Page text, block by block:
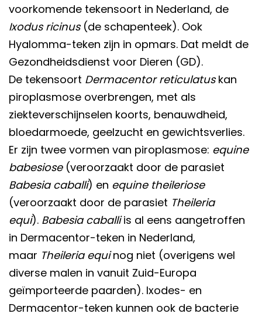
voorkomende tekensoort in Nederland, de
Ixodus ricinus(de schapenteek). Ook
Hyalomma-teken zijn in opmars. Dat meldt de
Gezondheidsdienst voor Dieren (GD).
De tekensoort Dermacentor reticulatuskan
piroplasmose overbrengen, met als
ziekteverschijnselen koorts, benauwdheid,
bloedarmoede, geelzucht en gewichtsverlies.
Er zijn twee vormen van piroplasmose: equine
babesiose(veroorzaakt door de parasiet
Babesia caballi) en equine theileriose
(veroorzaakt door de parasiet Theileria
equi). Babesia caballiis al eens aangetroffen
in Dermacentor-teken in Nederland,
maar Theileria equinog niet (overigens wel
diverse malen in vanuit Zuid-Europa
geïmporteerde paarden). Ixodes- en
Dermacentor-teken kunnen ook de bacterie